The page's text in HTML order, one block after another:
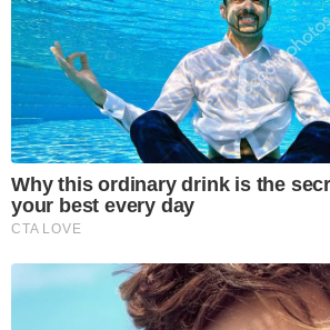
Why this ordinary drink is the
your best every day
CTA LOVE